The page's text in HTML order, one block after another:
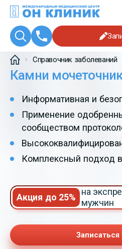
Справочник заболеваний
Камни
Информативная и
Применение
сообществом
Комплексный подход
Акция до 25%
на
мужчин
Записаться